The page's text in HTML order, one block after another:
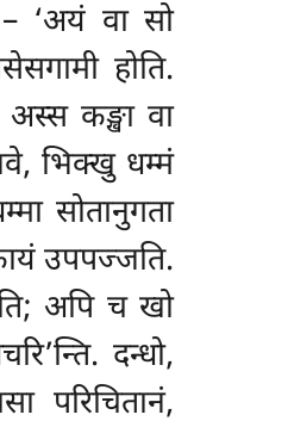
– ‘अयं वा सो
होति.
कङ्खा वा
भिक्खु धम्मं
सोतानुगता
उपपज्जति.
अपि च खो
दन्धो,
परिचितानं,